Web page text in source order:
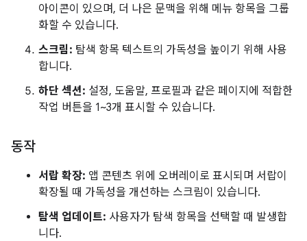
아이콘이 있으며, 더 나은 문맥을 위해 메뉴 항목을 그룹
화할 수 있습니다.
스크림: 탐색 항목 텍스트의 가독성을 높이기 위해 사용
합니다.
하단 섹션: 설정, 도움말, 프로필과 같은 페이지에 적합한
작업 버튼을 1~3개 표시할 수 있습니다.
동작
서랍 확장: 앱 콘텐츠 위에 오버레이로 표시되며 서랍이
확장될 때 가독성을 개선하는 스크림이 있습니다.
탐색 업데이트: 사용자가 탐색 항목을 선택할 때 발생합
니다.